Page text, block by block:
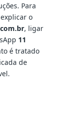
Para
o
, ligar
11
é tratado
de